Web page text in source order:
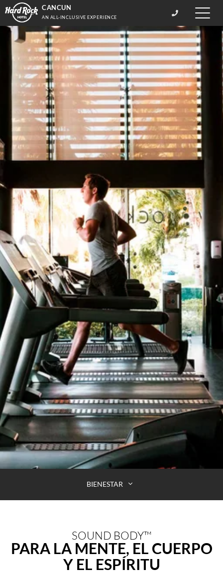
Toggle
CANCUN
AN ALL-INCLUSIVE EXPERIENCE
BIENESTAR
SOUND BODY™
PARA LA MENTE, EL CUERPO
Y EL ESPÍRITU